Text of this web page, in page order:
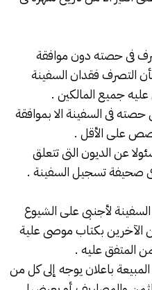
فى حصته دون موافقة
التصرف فقدان السفينة
جميع المالكين .
فى السفينة الا بموافقة
على الأقل .
عن الديون التى تتعلق
صحيفة تسجيل السفينة .
لأجنبى على الشيوع
بكتاب موصى علية
المتفق عليه .
باعلان يوجه إلى كل من